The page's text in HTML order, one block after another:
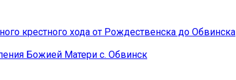
крестного хода от Рождественска до Обвинска
Божией Матери с. Обвинск